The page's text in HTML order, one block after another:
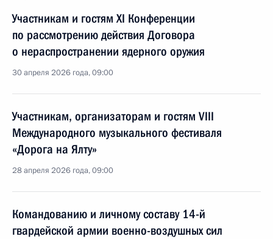
Участникам и гостям XI Конференции
по рассмотрению действия Договора
о нераспространении ядерного оружия
30 апреля 2026 года, 09:00
Участникам, организаторам и гостям VIII
Международного музыкального фестиваля
«Дорога на Ялту»
28 апреля 2026 года, 09:00
Командованию и личному составу 14-й
гвардейской армии военно-воздушных сил